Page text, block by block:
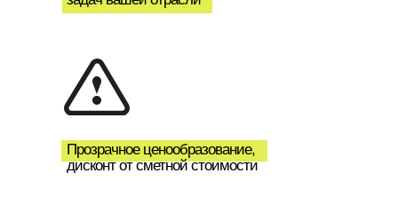
Прозрачное ценообразование,
дисконт от сметной стоимости